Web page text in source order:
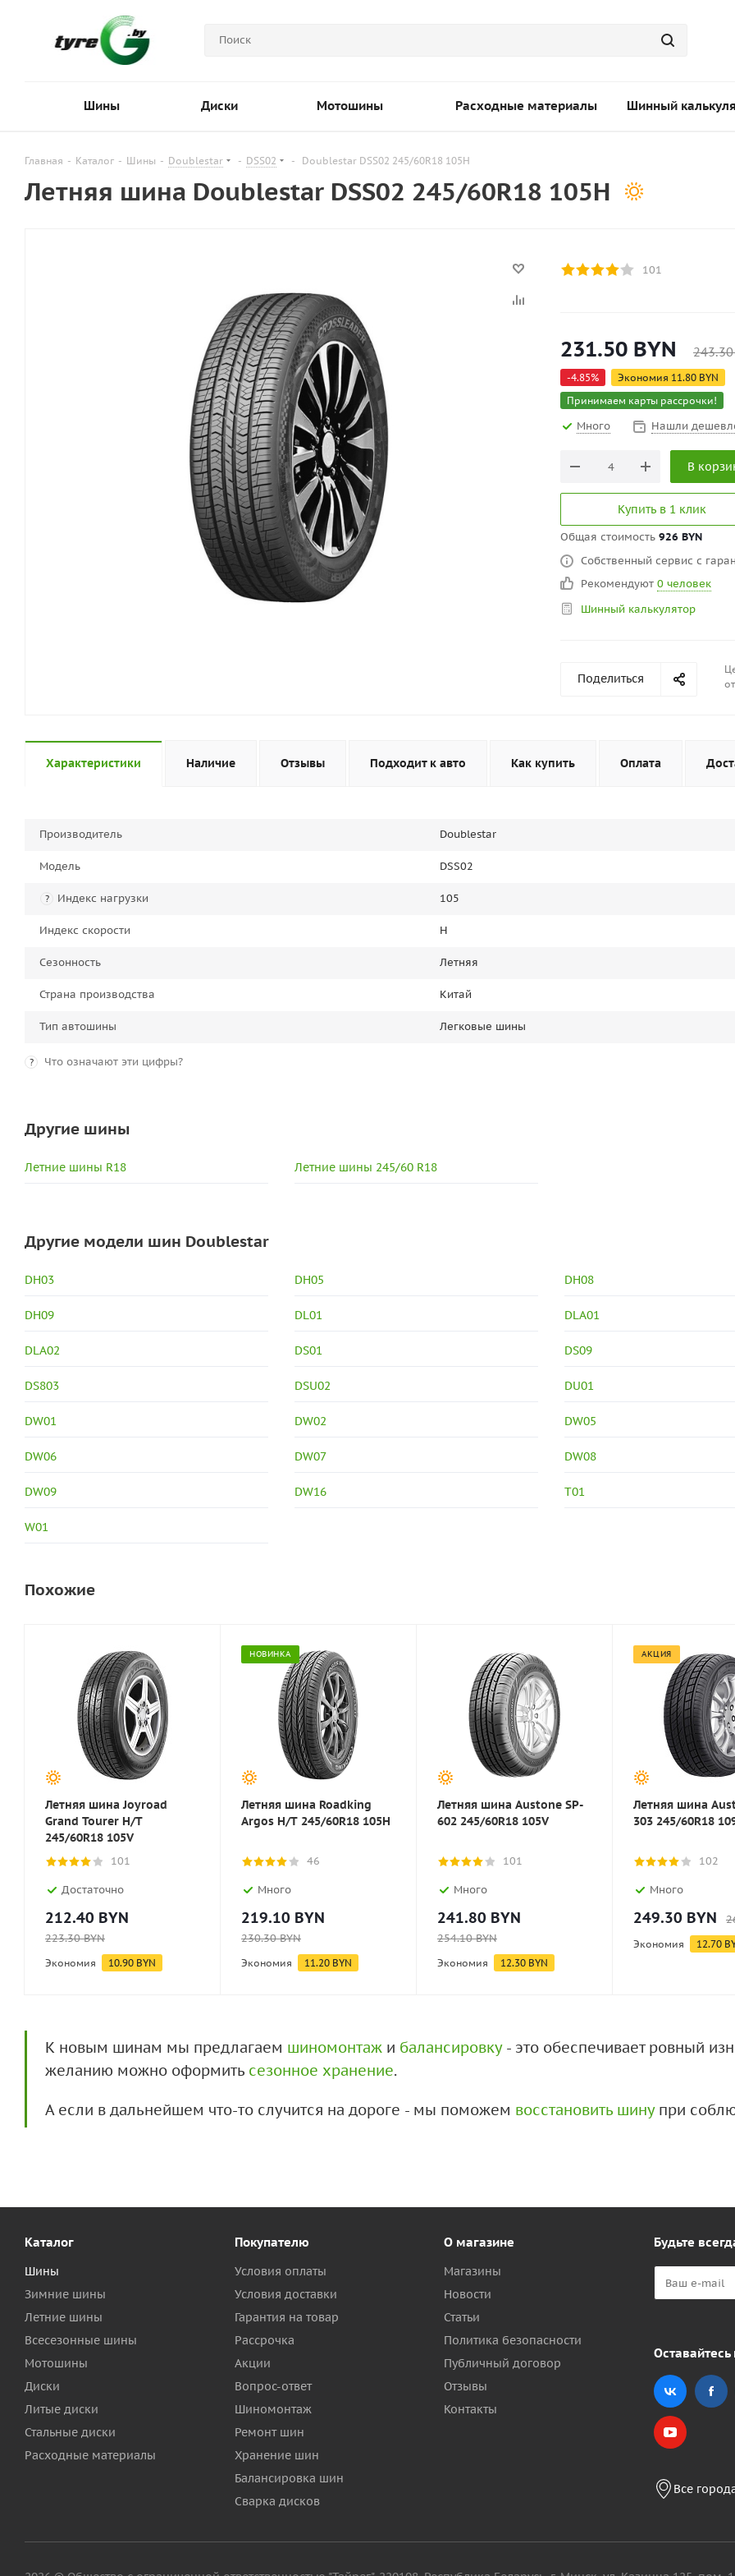
Шины Диски Мотошины Расходные материалы Шинный
Главная - Каталог - Шины - Doublestar - DSS02 - Doublestar DSS02 245/60R18 105H
Летняя шина Doublestar DSS02 245/60R18 105H
101
231.50 BYN 243.30
-4.85% Экономия 11.80 BYN
Принимаем карты рассрочки!
Много Нашли
В
Купить в 1 клик
Общая стоимость 926 BYN
Собственный сервис с
Рекомендуют 0 человек
Шинный калькулятор
Поделиться
Характеристики Наличие Отзывы Подходит к авто Как купить Оплата
Производитель Doublestar
Модель DSS02
? Индекс нагрузки 105
Индекс скорости H
Сезонность Летняя
Страна производства Китай
Тип автошины Легковые шины
? Что означают эти цифры?
Другие шины
Летние шины R18 Летние шины 245/60 R18
Другие модели шин Doublestar
DH03 DH05 DH08
DH09 DL01 DLA01
DLA02 DS01 DS09
DS803 DSU02 DU01
DW01 DW02 DW05
DW06 DW07 DW08
DW09 DW16 T01
W01
Похожие
Летняя шина Joyroad
Grand Tourer H/T
245/60R18 105V
101
Достаточно
212.40 BYN
223.30BYN
Экономия 10.90 BYN
НОВИНКА
Летняя шина Roadking
Argos H/T 245/60R18 105H
46
Много
219.10 BYN
230.30BYN
Экономия 11.20 BYN
Летняя шина Austone SP-
602 245/60R18 105V
101
Много
241.80 BYN
254.10BYN
Экономия 12.30 BYN
АКЦИЯ
Летняя шина
303 245/60R18
102
Много
249.30 BYN
Экономия 12.70
К новым шинам мы предлагаем шиномонтаж и балансировку- это обеспечивает ровный
желанию можно оформить сезонное хранение.
А если в дальнейшем что-то случится на дороге - мы поможем восстановить шинупри
Каталог
Шины
Зимние шины
Летние шины
Всесезонные шины
Мотошины
Диски
Литые диски
Стальные диски
Расходные материалы
Покупателю
Условия оплаты
Условия доставки
Гарантия на товар
Рассрочка
Акции
Вопрос-ответ
Шиномонтаж
Ремонт шин
Хранение шин
Балансировка шин
Сварка дисков
О магазине
Магазины
Новости
Статьи
Политика безопасности
Публичный договор
Отзывы
Контакты
Будьте
Оставайтесь
Все